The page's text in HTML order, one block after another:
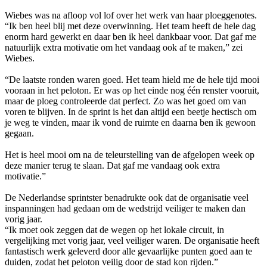
Wiebes was na afloop vol lof over het werk van haar ploeggenotes.
“Ik ben heel blij met deze overwinning. Het team heeft de hele dag
enorm hard gewerkt en daar ben ik heel dankbaar voor. Dat gaf me
natuurlijk extra motivatie om het vandaag ook af te maken,” zei
Wiebes.
“De laatste ronden waren goed. Het team hield me de hele tijd mooi
vooraan in het peloton. Er was op het einde nog één renster vooruit,
maar de ploeg controleerde dat perfect. Zo was het goed om van
voren te blijven. In de sprint is het dan altijd een beetje hectisch om
je weg te vinden, maar ik vond de ruimte en daarna ben ik gewoon
gegaan.
Het is heel mooi om na de teleurstelling van de afgelopen week op
deze manier terug te slaan. Dat gaf me vandaag ook extra
motivatie.”
De Nederlandse sprintster benadrukte ook dat de organisatie veel
inspanningen had gedaan om de wedstrijd veiliger te maken dan
vorig jaar.
“Ik moet ook zeggen dat de wegen op het lokale circuit, in
vergelijking met vorig jaar, veel veiliger waren. De organisatie heeft
fantastisch werk geleverd door alle gevaarlijke punten goed aan te
duiden, zodat het peloton veilig door de stad kon rijden.”